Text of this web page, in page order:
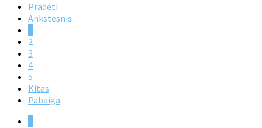
Pradėti
Ankstesnis
2
3
4
5
Kitas
Pabaiga